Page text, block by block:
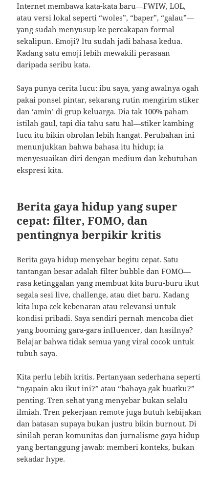
Internet membawa kata-kata baru—FWIW, LOL,
atau versi lokal seperti “woles”, “baper”, “galau”—
yang sudah menyusup ke percakapan formal
sekalipun. Emoji? Itu sudah jadi bahasa kedua.
Kadang satu emoji lebih mewakili perasaan
daripada seribu kata.
Saya punya cerita lucu: ibu saya, yang awalnya ogah
pakai ponsel pintar, sekarang rutin mengirim stiker
dan ‘amin’ di grup keluarga. Dia tak 100% paham
istilah gaul, tapi dia tahu satu hal—stiker kambing
lucu itu bikin obrolan lebih hangat. Perubahan ini
menunjukkan bahwa bahasa itu hidup; ia
menyesuaikan diri dengan medium dan kebutuhan
ekspresi kita.
Berita gaya hidup yang super
cepat: filter, FOMO, dan
pentingnya berpikir kritis
Berita gaya hidup menyebar begitu cepat. Satu
tantangan besar adalah filter bubble dan FOMO—
rasa ketinggalan yang membuat kita buru-buru ikut
segala sesi live, challenge, atau diet baru. Kadang
kita lupa cek kebenaran atau relevansi untuk
kondisi pribadi. Saya sendiri pernah mencoba diet
yang booming gara-gara influencer, dan hasilnya?
Belajar bahwa tidak semua yang viral cocok untuk
tubuh saya.
Kita perlu lebih kritis. Pertanyaan sederhana seperti
“ngapain aku ikut ini?” atau “bahaya gak buatku?”
penting. Tren sehat yang menyebar bukan selalu
ilmiah. Tren pekerjaan remote juga butuh kebijakan
dan batasan supaya bukan justru bikin burnout. Di
sinilah peran komunitas dan jurnalisme gaya hidup
yang bertanggung jawab: memberi konteks, bukan
sekadar hype.